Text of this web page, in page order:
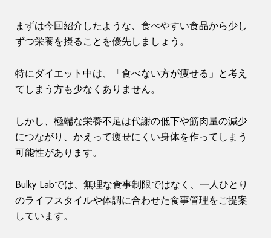
まずは今回紹介したような、食べやすい食品から少し
ずつ栄養を摂ることを優先しましょう。
特にダイエット中は、「食べない方が痩せる」と考え
てしまう方も少なくありません。
しかし、極端な栄養不足は代謝の低下や筋肉量の減少
につながり、かえって痩せにくい身体を作ってしまう
可能性があります。
Bulky Labでは、無理な食事制限ではなく、一人ひとり
のライフスタイルや体調に合わせた食事管理をご提案
しています。